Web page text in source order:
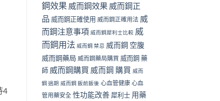
4
鋼效果 威而鋼效果 威而鋼正
品 威而鋼正確使用 威而鋼正確用法 威
而鋼注意事項 威而鋼犀利士比較 威
而鋼用法 威而鋼 禁忌 威而鋼 空腹
威而鋼藥局 威而鋼藥局購買 威而鋼 藥
師 威而鋼購買 威而鋼 購買 威而
鋼 過期 威而鋼 飯前飯後 心血管健康 心血
管用藥安全 性功能改善 犀利士 用藥